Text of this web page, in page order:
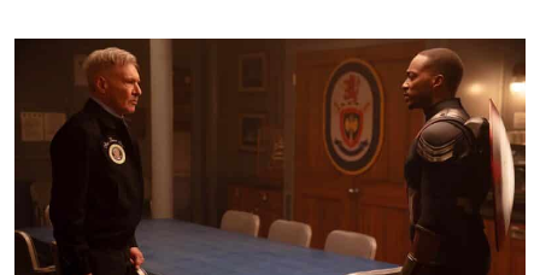
ッ
ト・
ジ
ョ
ー
ン
ズ